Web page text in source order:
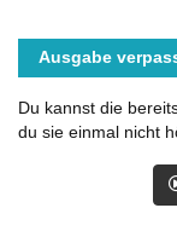
Ausgabe
Du kannst die
du sie einmal nicht